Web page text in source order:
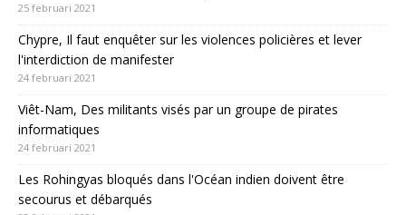
25 februari 2021
Chypre, Il faut enquêter sur les violences policières et lever
l'interdiction de manifester
24 februari 2021
Viêt-Nam, Des militants visés par un groupe de pirates
informatiques
24 februari 2021
Les Rohingyas bloqués dans l'Océan indien doivent être
secourus et débarqués